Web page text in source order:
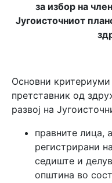
за избор на
Југоисточниот
Основни критериуми
претставник од
развој на
правните лица,
регистрирани
седиште и
општина во